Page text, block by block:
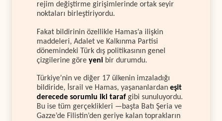
rejim değiştirme girişimlerinde ortak seyir
noktaları birleştiriyordu.
Fakat bildirinin özellikle Hamas’a ilişkin
maddeleri, Adalet ve Kalkınma Partisi
dönemindeki Türk dış politikasının genel
çizgilerine göre yeni bir durumdu.
Türkiye’nin ve diğer 17 ülkenin imzaladığı
bildiride, İsrail ve Hamas, yaşananlardan eşit
derecede sorumlu iki taraf gibi sunuluyordu.
Bu ise tüm gerçeklikleri —başta Batı Şeria ve
Gazze’de Filistin’den geriye kalan toprakların